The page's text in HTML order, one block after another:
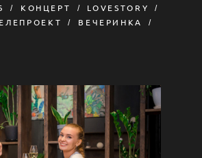
КОНЦЕРТ
LOVESTORY
ВЕЧЕРИНКА